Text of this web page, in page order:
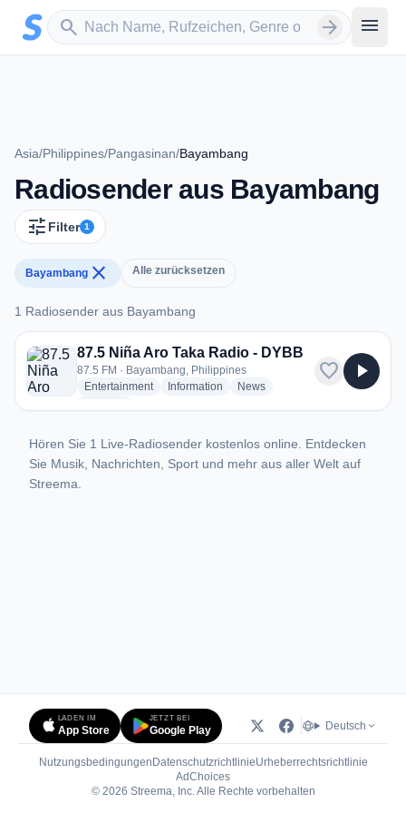
Zum Hauptinhalt springen
search
Sender suchen arrow_forward menu
Asia/Philippines/Pangasinan/Bayambang
Radiosender aus Bayambang
tune Filter 1
Bayambang close Alle zurücksetzen
1 Radiosender aus Bayambang
1 Radiosender aus Bayambang
87.5 Niña Aro Taka Radio - DYBB
87.5 FM · Bayambang, Philippines
Entertainmentradio stations
Information radio stations
Newsradio stations
favorite play_arrow
Hören Sie 1 Live-Radiosender kostenlos online. Entdecken
Sie Musik, Nachrichten, Sport und mehr aus aller Welt auf
Streema.
LADEN IM
App Store
JETZT BEI
Google Play Deutsch
Nutzungsbedingungen DatenschutzrichtlinieUrheberrechtsrichtlinie
AdChoices(öffnet in neuem Tab)
© 2026 Streema, Inc. Alle Rechte vorbehalten